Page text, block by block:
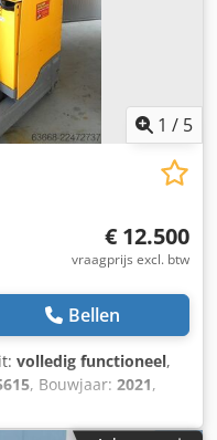
1 / 5
€ 12.500
vraagprijs excl. btw
Bellen
volledig functioneel,
, Bouwjaar: 2021,
1.600 mm,